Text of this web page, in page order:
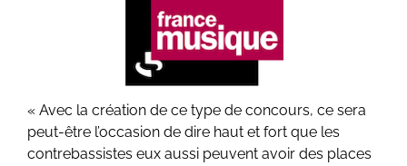
« Avec la création de ce type de concours, ce sera
peut-être l’occasion de dire haut et fort que les
contrebassistes eux aussi peuvent avoir des places